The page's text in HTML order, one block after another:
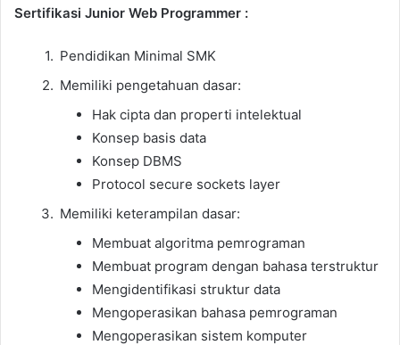
Sertifikasi Junior Web Programmer :
Pendidikan Minimal SMK
Memiliki pengetahuan dasar:
Hak cipta dan properti intelektual
Konsep basis data
Konsep DBMS
Protocol secure sockets layer
Memiliki keterampilan dasar:
Membuat algoritma pemrograman
Membuat program dengan bahasa terstruktur
Mengidentifikasi struktur data
Mengoperasikan bahasa pemrograman
Mengoperasikan sistem komputer